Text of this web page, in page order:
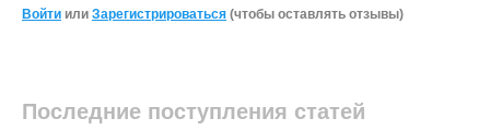
Войти или Зарегистрироваться (чтобы оставлять отзывы)
Последние поступления статей